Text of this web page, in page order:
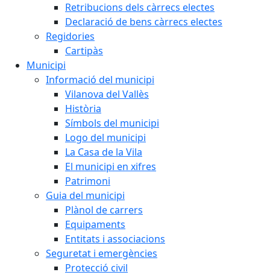
Retribucions dels càrrecs electes
Declaració de bens càrrecs electes
Regidories
Cartipàs
Municipi
Informació del municipi
Vilanova del Vallès
Història
Símbols del municipi
Logo del municipi
La Casa de la Vila
El municipi en xifres
Patrimoni
Guia del municipi
Plànol de carrers
Equipaments
Entitats i associacions
Seguretat i emergències
Protecció civil